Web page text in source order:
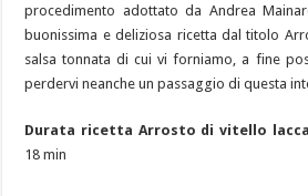
procedimento adottato da Andrea
buonissima e deliziosa ricetta dal titolo
salsa tonnata di cui vi forniamo, a fine
perdervi neanche un passaggio di questa
Durata ricetta Arrosto di vitello
18 min